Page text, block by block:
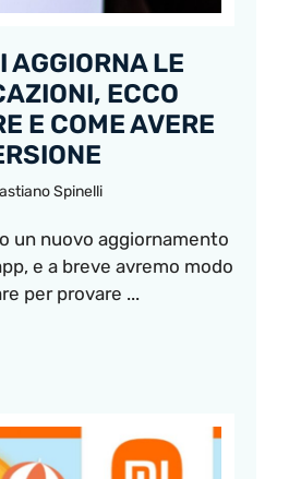
AGGIORNA LE
ECCO
E COME AVERE
Spinelli
un nuovo aggiornamento
e a breve avremo modo
per provare ...